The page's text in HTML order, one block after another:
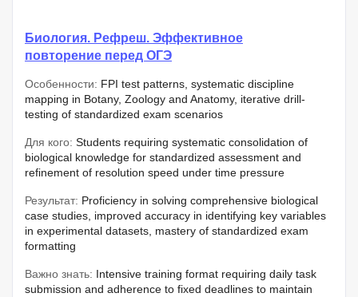
Биология. Рефреш. Эффективное
повторение перед ОГЭ
Особенности: FPI test patterns, systematic discipline
mapping in Botany, Zoology and Anatomy, iterative drill-
testing of standardized exam scenarios
Для кого: Students requiring systematic consolidation of
biological knowledge for standardized assessment and
refinement of resolution speed under time pressure
Результат: Proficiency in solving comprehensive biological
case studies, improved accuracy in identifying key variables
in experimental datasets, mastery of standardized exam
formatting
Важно знать: Intensive training format requiring daily task
submission and adherence to fixed deadlines to maintain